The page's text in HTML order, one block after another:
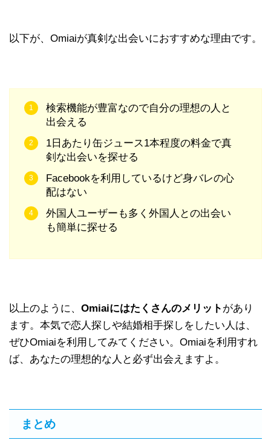
以下が、Omiaiが真剣な出会いにおすすめな理由です。
検索機能が豊富なので自分の理想の人と
出会える
1日あたり缶ジュース1本程度の料金で真
剣な出会いを探せる
Facebookを利用しているけど身バレの心
配はない
外国人ユーザーも多く外国人との出会い
も簡単に探せる
以上のように、 Omiaiにはたくさんのメリット があり
ます。本気で恋人探しや結婚相手探しをしたい人は、
ぜひOmiaiを利用してみてください。Omiaiを利用すれ
ば、あなたの理想的な人と必ず出会えますよ。
まとめ